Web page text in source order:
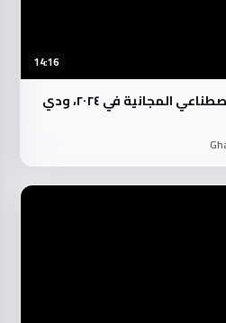
14:16
جربت كل أدوات الذكاء الاصطناعي المجانية في ٢٠٢٤، ودي